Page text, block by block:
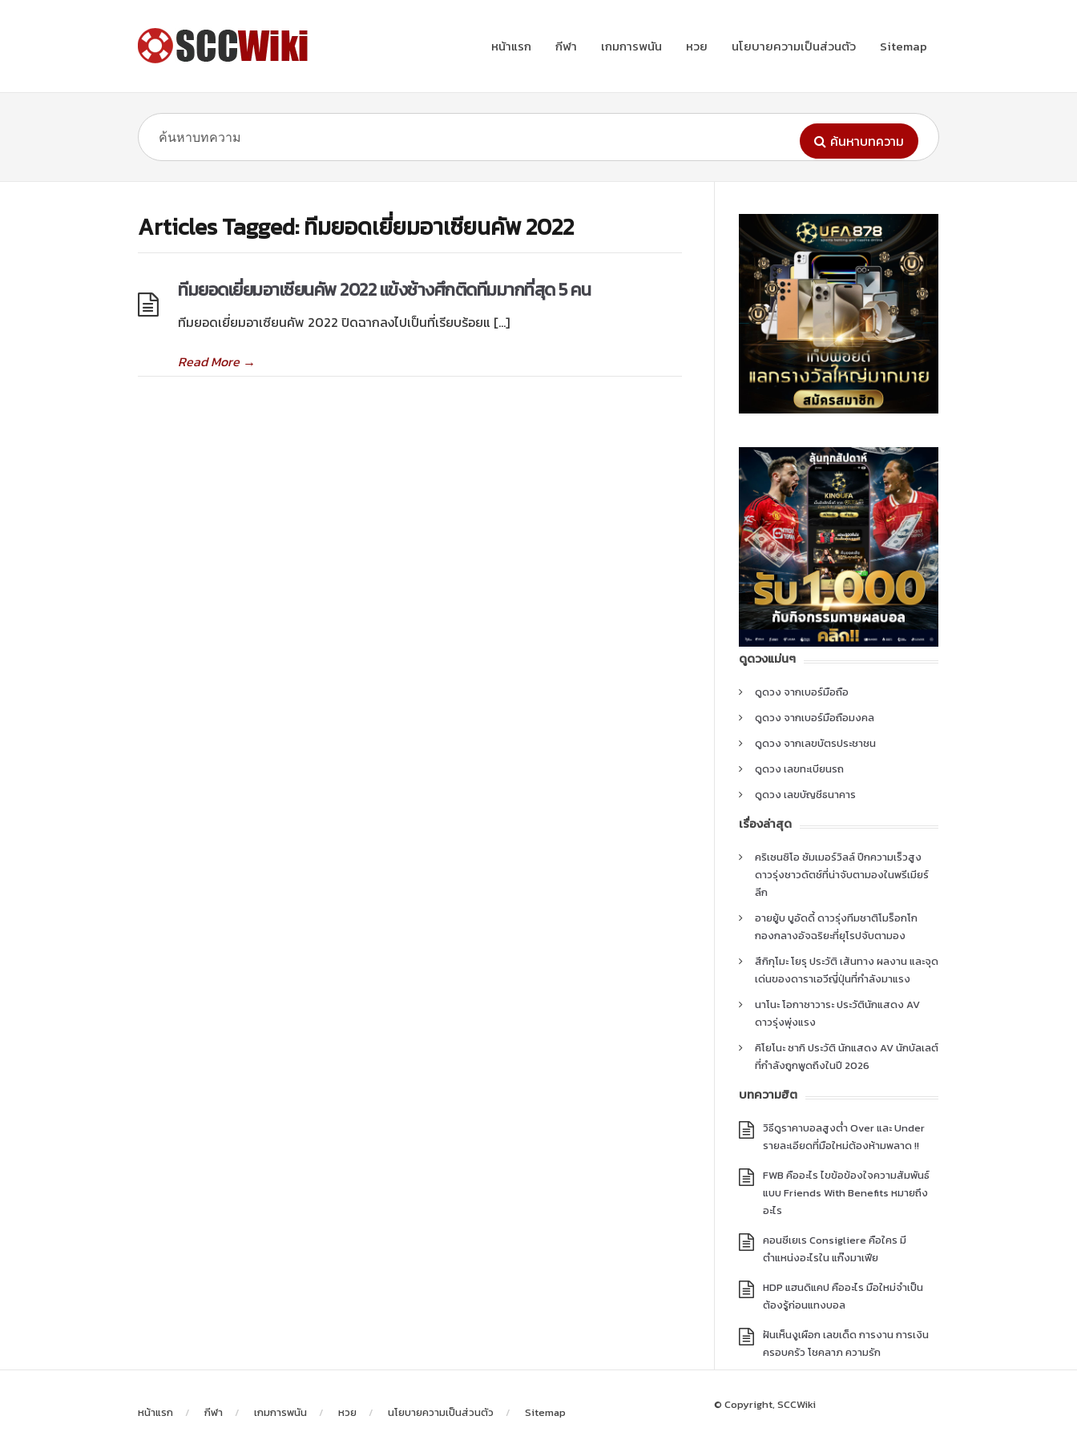
หน้าแรก กีฬา เกมการพนัน หวย นโยบายความเป็นส่วนตัว Sitemap
ค้นหาบทความ
Articles Tagged: ทีมยอดเยี่ยมอาเซียนคัพ 2022
ทีมยอดเยี่ยมอาเซียนคัพ 2022 แข้งช้างศึกติดทีมมากที่สุด 5 คน
ทีมยอดเยี่ยมอาเซียนคัพ 2022 ปิดฉากลงไปเป็นที่เรียบร้อยแ […]
Read More→
ดูดวงแม่นๆ
ดูดวง จากเบอร์มือถือ
ดูดวง จากเบอร์มือถือมงคล
ดูดวง จากเลขบัตรประชาชน
ดูดวง เลขทะเบียนรถ
ดูดวง เลขบัญชีธนาคาร
เรื่องล่าสุด
คริเซนซิโอ ซัมเมอร์วิลล์ ปีกความเร็วสูง
ดาวรุ่งชาวดัตช์ที่น่าจับตามองในพรีเมียร์
ลีก
อายยู้บ บูอัดดี้ ดาวรุ่งทีมชาติโมร็อกโก
กองกลางอัจฉริยะที่ยุโรปจับตามอง
สึกิกุโมะ โยรุ ประวัติ เส้นทาง ผลงาน และจุด
เด่นของดาราเอวีญี่ปุ่นที่กำลังมาแรง
นาโนะ โอกาซาวาระ ประวัตินักแสดง AV
ดาวรุ่งพุ่งแรง
คิโยโนะ ซากิ ประวัติ นักแสดง AV นักบัลเลต์
ที่กำลังถูกพูดถึงในปี 2026
บทความฮิต
วิธีดูราคาบอลสูงต่ำ Over และ Under
รายละเอียดที่มือใหม่ต้องห้ามพลาด !!
FWB คืออะไร ไขข้อข้องใจความสัมพันธ์
แบบ Friends With Benefits หมายถึง
อะไร
คอนซีเยเร Consigliere คือใคร มี
ตำแหน่งอะไรใน แก๊งมาเฟีย
HDP แฮนดิแคป คืออะไร มือใหม่จำเป็น
ต้องรู้ก่อนแทงบอล
ฝันเห็นงูเผือก เลขเด็ด การงาน การเงิน
ครอบครัว โชคลาภ ความรัก
หน้าแรก กีฬา เกมการพนัน หวย นโยบายความเป็นส่วนตัว Sitemap
© Copyright, SCCWiki